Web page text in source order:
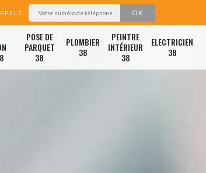
POSE DE
PARQUET
38
PLOMBIER
38
PEINTRE
INTÉRIEUR
38
ELECTRICIEN
38